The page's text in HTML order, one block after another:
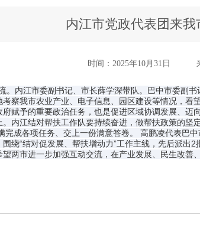
内江市党政代表团来
时间：2025年10月31日
。内江市委副书记、市长薛学深带队。巴中市委副
察我市农业产业、电子信息、园区建设等情况，
赋予的重要政治任务，也是促进区域协调发展、
内江结对帮扶工作队要持续奋进，做帮扶政策的
完成各项任务、交上一份满意答卷。 高鹏凌代表
绕“结对促发展、帮扶增动力”工作主线，先后派
两市进一步加强互动交流，在产业发展、民生改